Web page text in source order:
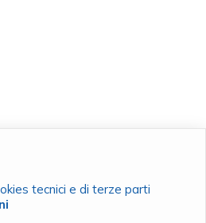
tecnici e di terze parti